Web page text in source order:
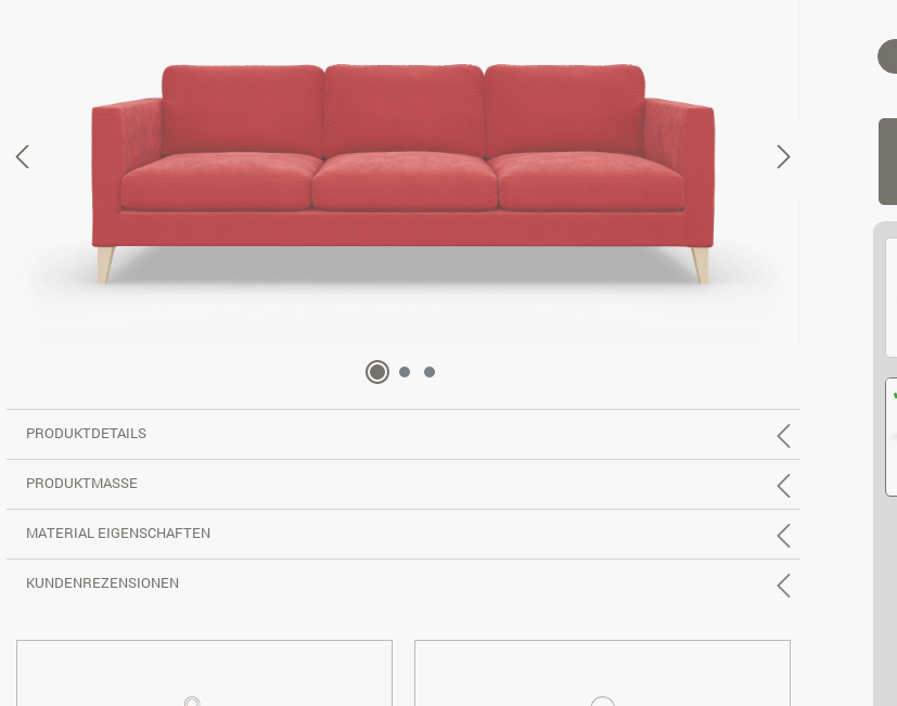
PRODUKTDETAILS
PRODUKTMASSE
MATERIAL EIGENSCHAFTEN
KUNDENREZENSIONEN